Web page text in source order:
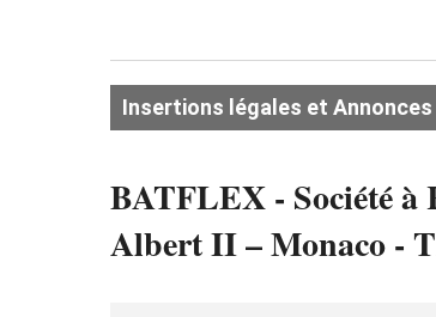
Insertions légales et Annonces
BATFLEX - Société à
Albert II – Monaco -